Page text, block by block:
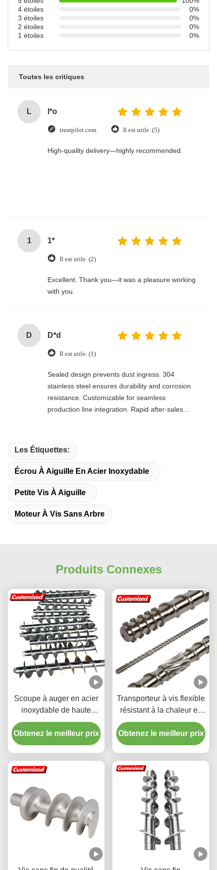
4 étoiles
0%
3 étoiles
0%
2 étoiles
0%
1 étoiles
0%
Toutes les critiques
L l*o
trustpilot.com Il est utile. (5)
High-quality delivery—highly recommended.
1 1*
Il est utile. (2)
Excellent. Thank you—it was a pleasure working
with you.
D D*d
Il est utile. (1)
Sealed design prevents dust ingress. 304
stainless steel ensures durability and corrosion
resistance. Customizable for seamless
production line integration. Rapid after-sales
Les Étiquettes:
Écrou À Aiguille En Acier Inoxydable
Petite Vis À Aiguille
Moteur À Vis Sans Arbre
Produits Connexes
Scoupe à auger en acier
inoxydable de haute
précision de qualité
alimentaire avec vol de
vis personnalisable
Obtenez le meilleur prix
Transporteur à vis flexible
résistant à la chaleur en
acier inoxydable adapté à
l'exploitation minière de
l'énergie
Obtenez le meilleur prix